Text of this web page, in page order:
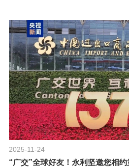
2025-11-24
“广交”全球好友！永利坚邀您相